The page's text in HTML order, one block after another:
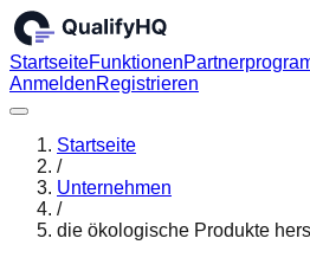
StartseiteFunktionen
AnmeldenRegistrieren
Startseite
/
Unternehmen
/
die ökologische Produkte